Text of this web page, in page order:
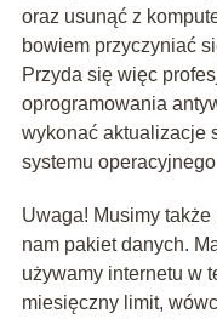
oraz usunąć z
bowiem przyczyniać
Przyda się więc
oprogramowania
wykonać aktualizacje
systemu
Uwaga! Musimy
nam pakiet danych.
używamy internetu w
miesięczny limit,